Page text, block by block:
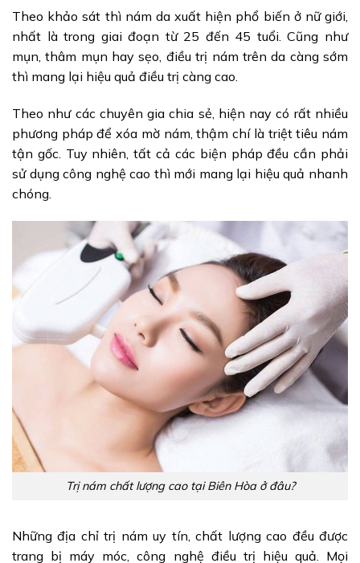
Theo khảo sát thì nám da xuất hiện phổ biến ở nữ giới,
nhất là trong giai đoạn từ 25 đến 45 tuổi. Cũng như
mụn, thâm mụn hay sẹo, điều trị nám trên da càng sớm
thì mang lại hiệu quả điều trị càng cao.
Theo như các chuyên gia chia sẻ, hiện nay có rất nhiều
phương pháp để xóa mờ nám, thậm chí là triệt tiêu nám
tận gốc. Tuy nhiên, tất cả các biện pháp đều cần phải
sử dụng công nghệ cao thì mới mang lại hiệu quả nhanh
chóng.
Trị nám chất lượng cao tại Biên Hòa ở đâu?
Những địa chỉ trị nám uy tín, chất lượng cao đều được
trang bị máy móc, công nghệ điều trị hiệu quả. Mọi